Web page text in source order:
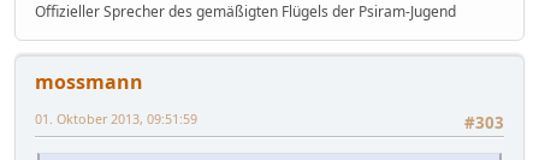
Offizieller Sprecher des gemäßigten Flügels der Psiram-Jugend
mossmann
#303
01. Oktober 2013, 09:51:59